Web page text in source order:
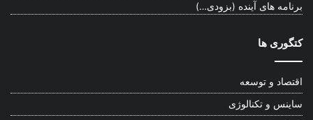
برنامه های آینده (بزودی…)
کتگوری ها
اقتصاد و توسعه
ساینس و تکنالوژی